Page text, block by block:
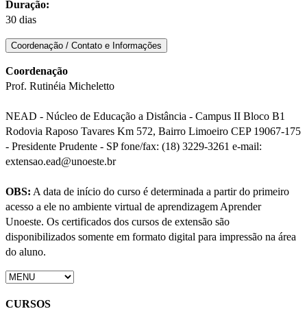
Duração:
30 dias
Coordenação / Contato e Informações
Coordenação
Prof. Rutinéia Micheletto
NEAD - Núcleo de Educação a Distância - Campus II Bloco B1
Rodovia Raposo Tavares Km 572, Bairro Limoeiro CEP 19067-175
- Presidente Prudente - SP fone/fax: (18) 3229-3261 e-mail:
extensao.ead@unoeste.br
OBS: A data de início do curso é determinada a partir do primeiro
acesso a ele no ambiente virtual de aprendizagem Aprender
Unoeste. Os certificados dos cursos de extensão são
disponibilizados somente em formato digital para impressão na área
do aluno.
CURSOS